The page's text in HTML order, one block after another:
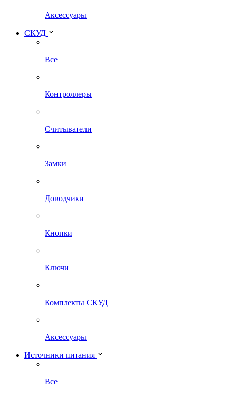
Аксессуары
СКУД
Все
Контроллеры
Считыватели
Замки
Доводчики
Кнопки
Ключи
Комплекты СКУД
Аксессуары
Источники питания
Все